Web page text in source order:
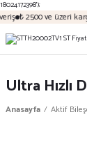
18024172398');
₺ 2500 ve üzeri
Ultra Hızlı
Anasayfa Aktif